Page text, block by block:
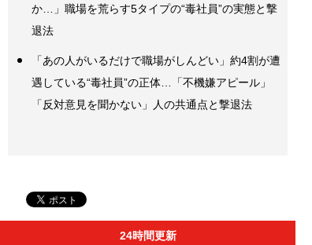
か…」職場を荒らす5タイプの“毒社員”の実態と撃
退法
「あの人がいるだけで職場がしんどい」約4割が遭
遇している“毒社員”の正体…「不機嫌アピール」
「反対意見を聞かない」人の共通点と撃退法
24時間更新